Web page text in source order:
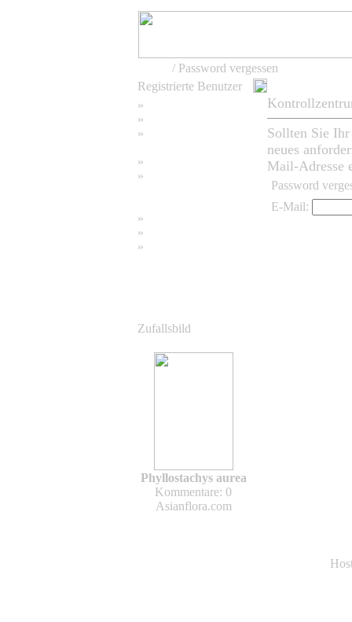
/ Password vergessen
Registrierte Benutzer
»
»
»
»
»
»
»
»
Zufallsbild
Phyllostachys aurea
Kommentare: 0
Asianflora.com
Sollten Sie Ihr
neues
Mail-Adresse
Password
E-Mail: